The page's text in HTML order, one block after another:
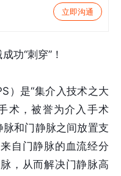
立即沟通
功“刺穿”！
）是“集介入技术之大
术，被誉为介入手术
脉和门静脉之间放置支
自门静脉的血流经分
，从而解决门静脉高